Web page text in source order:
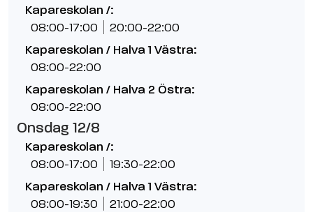
Kapareskolan /:
08:00-17:00 20:00-22:00
Kapareskolan / Halva 1 Västra:
08:00-22:00
Kapareskolan / Halva 2 Östra:
08:00-22:00
Onsdag 12/8
Kapareskolan /:
08:00-17:00 19:30-22:00
Kapareskolan / Halva 1 Västra:
08:00-19:30 21:00-22:00